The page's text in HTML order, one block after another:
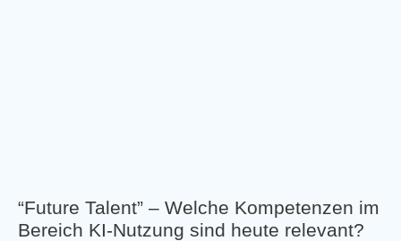
“Future Talent” – Welche Kompetenzen im
Bereich KI-Nutzung sind heute relevant?